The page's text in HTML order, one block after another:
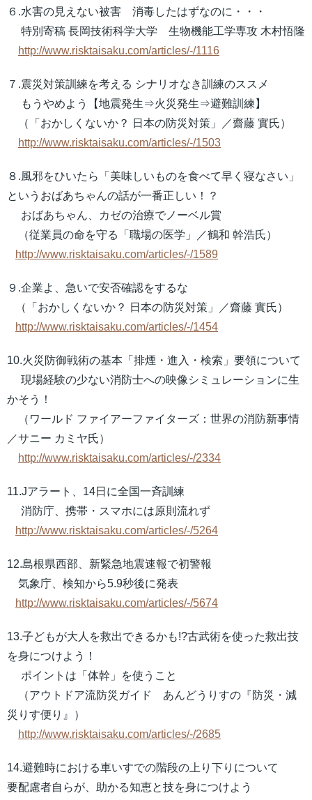
６.水害の見えない被害 消毒したはずなのに・・・
特別寄稿 長岡技術科学大学 生物機能工学専攻 木村悟隆
http://www.risktaisaku.com/articles/-/1116
７.震災対策訓練を考える シナリオなき訓練のススメ
もうやめよう【地震発生⇒火災発生⇒避難訓練】
（「おかしくないか？ 日本の防災対策」／齋藤 實氏）
http://www.risktaisaku.com/articles/-/1503
８.風邪をひいたら「美味しいものを食べて早く寝なさい」
というおばあちゃんの話が一番正しい！？
おばあちゃん、カゼの治療でノーベル賞
（従業員の命を守る「職場の医学」／鶴和 幹浩氏）
http://www.risktaisaku.com/articles/-/1589
９.企業よ、急いで安否確認をするな
（「おかしくないか？ 日本の防災対策」／齋藤 實氏）
http://www.risktaisaku.com/articles/-/1454
10.火災防御戦術の基本「排煙・進入・検索」要領について
現場経験の少ない消防士への映像シミュレーションに生
かそう！
（ワールド ファイアーファイターズ：世界の消防新事情
／サニー カミヤ氏）
http://www.risktaisaku.com/articles/-/2334
11.Jアラート、14日に全国一斉訓練
消防庁、携帯・スマホには原則流れず
http://www.risktaisaku.com/articles/-/5264
12.島根県西部、新緊急地震速報で初警報
気象庁、検知から5.9秒後に発表
http://www.risktaisaku.com/articles/-/5674
13.子どもが大人を救出できるかも!?古武術を使った救出技
を身につけよう！
ポイントは「体幹」を使うこと
（アウトドア流防災ガイド あんどうりすの『防災・減
災りす便り』）
http://www.risktaisaku.com/articles/-/2685
14.避難時における車いすでの階段の上り下りについて
要配慮者自らが、助かる知恵と技を身につけよう